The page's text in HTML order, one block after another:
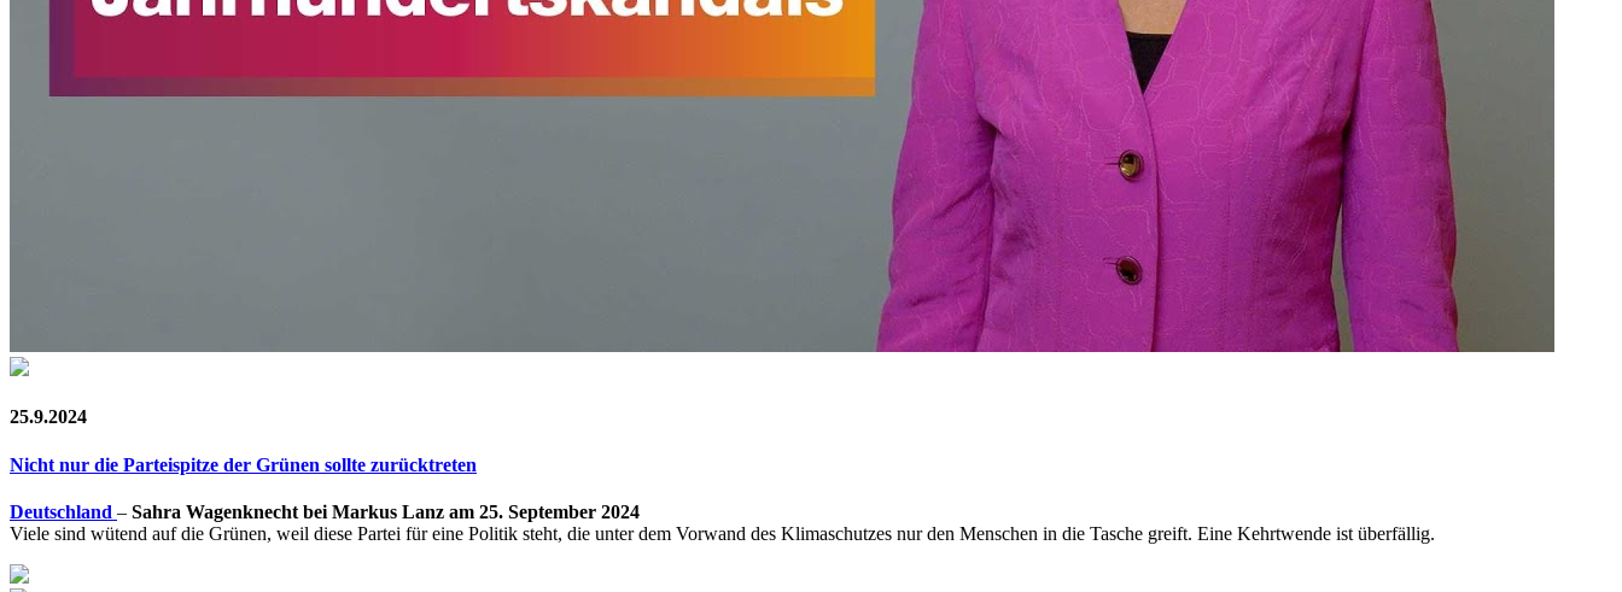
25.9.2024
Nicht nur die Parteispitze der Grünen sollte zurücktreten
Deutschland – Sahra Wagenknecht bei Markus Lanz am 25. September 2024
Viele sind wütend auf die Grünen, weil diese Partei für eine Politik steht, die unter dem Vorwand des Klimaschutzes nur den Menschen in die Tasche greift. Eine Kehrtwende ist überfällig.